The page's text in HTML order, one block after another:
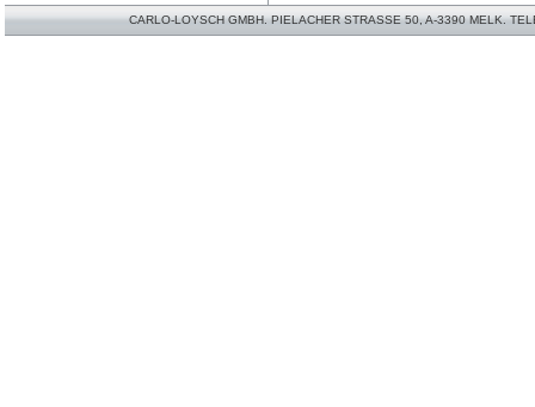
CARLO-LOYSCH GMBH. PIELACHER STRASSE 50, A-3390 MELK.